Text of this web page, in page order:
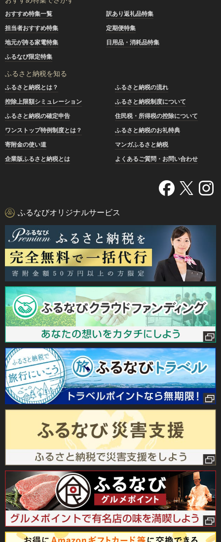
おすすめ特集一覧
訳あり返礼品特集
担当者おすすめ特集
定期便特集
地元が誇る家電特集
日用品・消耗品特集
ふるなび限定特集
ふるさと納税を知る
ふるさと納税とは？
ふるさと納税の流れ
控除上限額シミュレーション
ふるさと納税制度について
ふるさと納税の確定申告
住民税・所得税の控除について
ワンストップ特例制度とは？
ふるさと納税のお礼特典
寄附金の使い道
マンガふるさと納税
企業版ふるさと納税とは
よくあるご質問・お問い合わせ
ふるなびオリジナルサービス